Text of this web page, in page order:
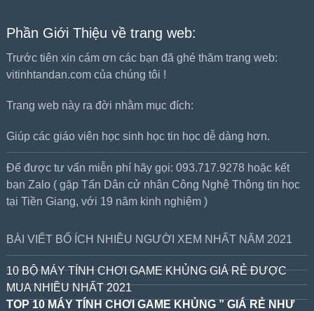
Phần Giới Thiệu về trang web:
Trước tiên xin cám ơn các bạn đã ghé thăm trang web:
vitinhtandan.com của chúng tôi !
Trang web này ra đời nhằm mục đích:
Giúp các giáo viên học sinh học tin học dễ dàng hơn.
Để được tư vấn miễn phí hãy gọi: 093.717.9278 hoặc kết
bạn Zalo ( gặp Tấn Dân cử nhân Công Nghệ Thông tin học
tại Tiền Giang, với 19 năm kinh nghiệm )
BÀI VIẾT BỔ ÍCH NHIỀU NGƯỜI XEM NHẤT NĂM 2021
10 BỘ MÁY TÍNH CHƠI GAME KHỦNG GIÁ RẺ ĐƯỢC
MUA NHIỀU NHẤT 2021
TOP 10 MÁY TÍNH CHƠI GAME KHỦNG ” GIÁ RẺ NHƯ